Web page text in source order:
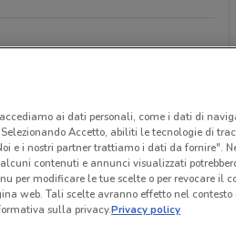
Verifica l’accuratezza
ai dati personali, come i dati di
Accetto, abiliti le tecnologie di
e i nostri partner trattiamo i dati da fornire".
contenuti e annunci visualizzati
per modificare le tue scelte o per revocare il
web. Tali scelte avranno effetto nel contesto
sulla privacy.Privacy policy